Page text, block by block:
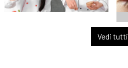
Vedi tutti